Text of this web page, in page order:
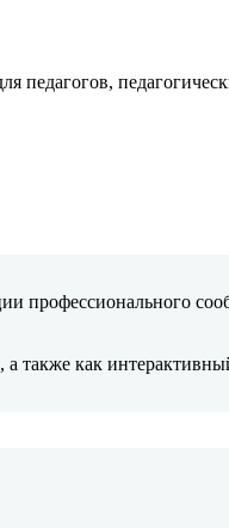
педагогов,
профессионального
а также как